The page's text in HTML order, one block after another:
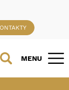
MENU